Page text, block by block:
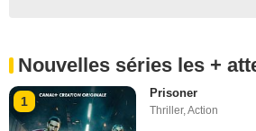
Nouvelles séries les +
1
Prisoner
Thriller,Action